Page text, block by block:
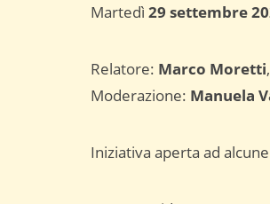
Martedì 29 settembre
Relatore: Marco Moretti
Moderazione: Manuela
Iniziativa aperta ad